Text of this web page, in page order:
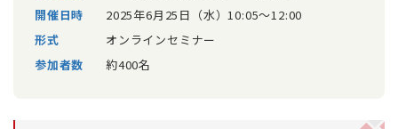
開催日時
2025年6月25日（水）10:05〜12:00
形式
オンラインセミナー
参加者数
約400名